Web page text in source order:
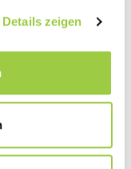
Details zeigen